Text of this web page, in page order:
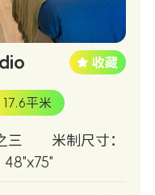
17.6平米
三
米制尺寸：
48"x75"